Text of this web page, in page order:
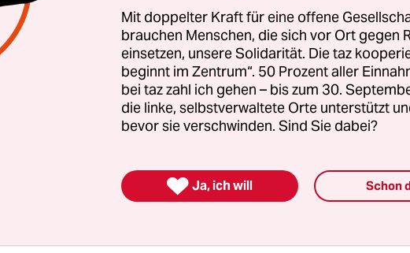
und verschiedenen Interessenvertretungen
SchulleiterInnen mit.
noch einmal alle Argumente abgewogen: Ohne die
MSA-Prüfungen können wir in den kommenden
anbieten, gerade auch für sozial benachteiligte
sich die Lehrkräfte anderen wichtigen Aufgaben
und Schülerinnen und Schüler noch besser fördern.“
Mit doppelter Kraft für eine offene
brauchen Menschen, die sich vor Ort gegen
einsetzen, unsere Solidarität. Die taz
beginnt im Zentrum“. 50 Prozent aller
bei taz zahl ich gehen – bis zum 30.
die linke, selbstverwaltete Orte unterstützt
bevor sie verschwinden. Sind Sie dabei?
 Ja, ich will Schon